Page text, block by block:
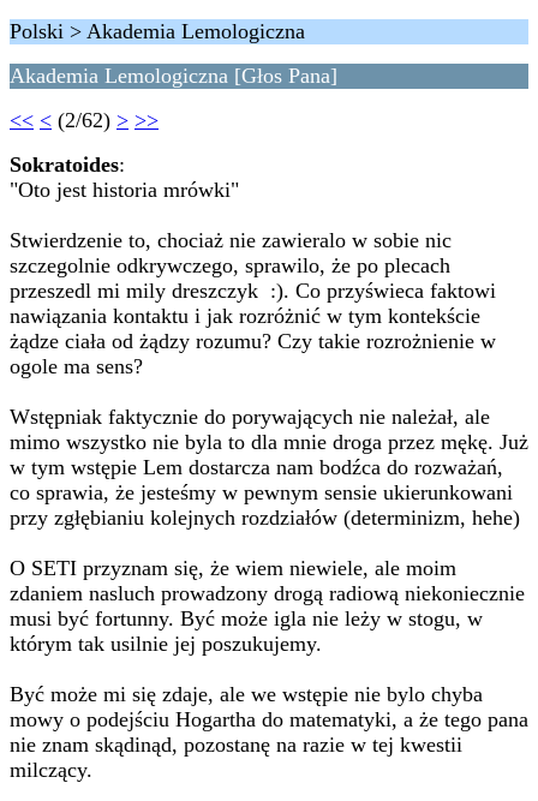
Polski > Akademia Lemologiczna
Akademia Lemologiczna [Głos Pana]
<< < (2/62) > >>
Sokratoides:
"Oto jest historia mrówki"
Stwierdzenie to, chociaż nie zawieralo w sobie nic
szczegolnie odkrywczego, sprawilo, że po plecach
przeszedl mi mily dreszczyk :). Co przyświeca faktowi
nawiązania kontaktu i jak rozróżnić w tym kontekście
żądze ciała od żądzy rozumu? Czy takie rozrożnienie w
ogole ma sens?
Wstępniak faktycznie do porywających nie należał, ale
mimo wszystko nie byla to dla mnie droga przez mękę. Już
w tym wstępie Lem dostarcza nam bodźca do rozważań,
co sprawia, że jesteśmy w pewnym sensie ukierunkowani
przy zgłębianiu kolejnych rozdziałów (determinizm, hehe)
O SETI przyznam się, że wiem niewiele, ale moim
zdaniem nasluch prowadzony drogą radiową niekoniecznie
musi być fortunny. Być może igla nie leży w stogu, w
którym tak usilnie jej poszukujemy.
Być może mi się zdaje, ale we wstępie nie bylo chyba
mowy o podejściu Hogartha do matematyki, a że tego pana
nie znam skądinąd, pozostanę na razie w tej kwestii
milczący.